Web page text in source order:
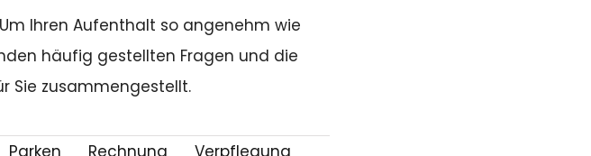
Ihren Aufenthalt so angenehm wie
häufig gestellten Fragen und die
Sie zusammengestellt.
Parken Rechnung
Verpflegung